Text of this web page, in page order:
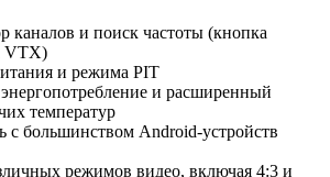
каналов и поиск частоты (кнопка
VTX)
и режима PIT
и расширенный
температур
с большинством Android-устройств
режимов видео, включая 4:3 и